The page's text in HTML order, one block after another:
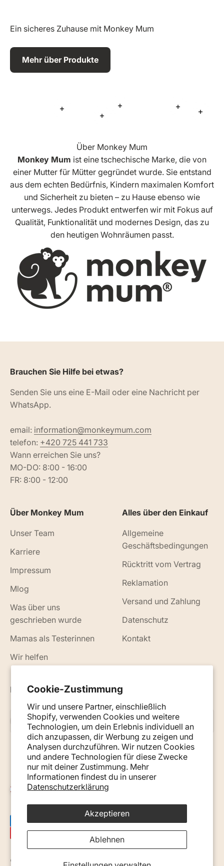
Cookie-Zustimmung
Wir und unsere Partner, einschließlich
Shopify, verwenden Cookies und weitere
Technologien, um dein Erlebnis individuell an
dich anzupassen, dir Werbung zu zeigen und
Analysen durchzuführen. Wir nutzen Cookies
und andere Technologien für diese Zwecke
nur mit deiner Zustimmung. Mehr
Informationen findest du in unserer
Datenschutzerklärung
Akzeptieren
Ablehnen
Ein sicheres Zuhause mit Monkey Mum
Mehr über Produkte
Mehr
Mehr InformationenMehr Informationen
Über Monkey Mum
Monkey Mum ist eine tschechische Marke, die von
einer Mutter für Mütter gegründet wurde. Sie entstand
aus dem echten Bedürfnis, Kindern maximalen Komfort
und Sicherheit zu bieten – zu Hause ebenso wie
unterwegs. Jedes Produkt entwerfen wir mit Fokus auf
Qualität, Funktionalität und modernes Design, das zu
den heutigen Wohnräumen passt.
Brauchen Sie Hilfe bei etwas?
Senden Sie uns eine E-Mail oder eine Nachricht per
WhatsApp.
email: information@monkeymum.com
telefon: +420 725 441 733
Wann erreichen Sie uns?
MO-DO: 8:00 - 16:00
FR: 8:00 - 12:00
Über Monkey Mum
Unser Team
Karriere
Impressum
Mlog
Was über uns
geschrieben wurde
Mamas als Testerinnen
Wir helfen
Alles über den Einkauf
Allgemeine
Geschäftsbedingungen
Rücktritt vom Vertrag
Reklamation
Versand und Zahlung
Datenschutz
Kontakt
Neuigkeiten, Ratschläge und Tipps per E-Mail
E-Mail
Abonnieren
Österreich (EUR €)
© 2026, Monkey Mum. · Site by Ecommerce Pot